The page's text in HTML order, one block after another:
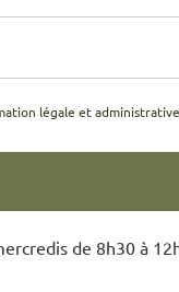
légale et administrative
de 8h30 à